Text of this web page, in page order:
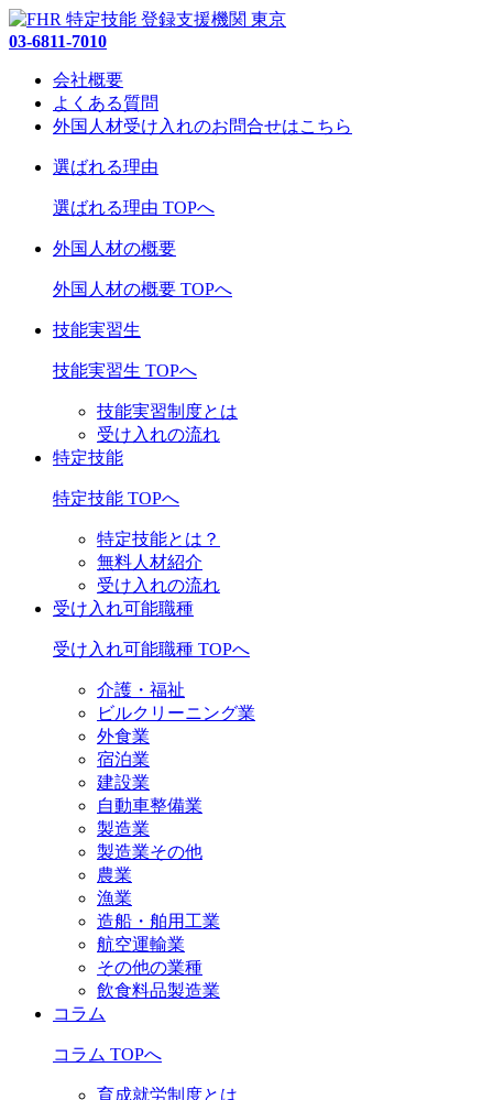
03-6811-7010
会社概要
よくある質問
外国人材受け入れのお問合せはこちら
選ばれる理由
選ばれる理由 TOPへ
外国人材の概要
外国人材の概要 TOPへ
技能実習生
技能実習生 TOPへ
技能実習制度とは
受け入れの流れ
特定技能
特定技能 TOPへ
特定技能とは？
無料人材紹介
受け入れの流れ
受け入れ可能職種
受け入れ可能職種 TOPへ
介護・福祉
ビルクリーニング業
外食業
宿泊業
建設業
自動車整備業
製造業
製造業その他
農業
漁業
造船・舶用工業
航空運輸業
その他の業種
飲食料品製造業
コラム
コラム TOPへ
育成就労制度とは